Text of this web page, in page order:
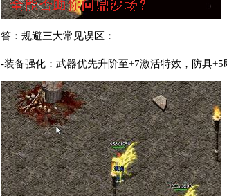
答：规避三大常见误区：
-装备强化：武器优先升阶至+7激活特效，防具